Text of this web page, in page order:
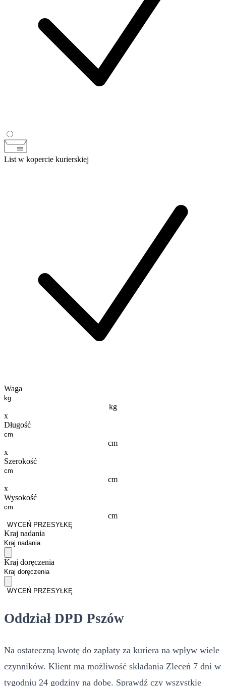
List w kopercie kurierskiej
Waga
kg
x
Długość
cm
x
Szerokość
cm
x
Wysokość
cm
WYCEŃ PRZESYŁKĘ
Kraj nadania
Kraj doręczenia
WYCEŃ PRZESYŁKĘ
Oddział DPD Pszów
Na ostateczną kwotę do zapłaty za kuriera na wpływ wiele
czynników. Klient ma możliwość składania Zleceń 7 dni w
tygodniu 24 godziny na dobę. Sprawdź czy wszystkie